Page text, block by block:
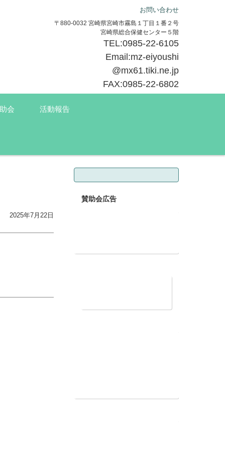
お問い合わせ
〒880-0032 宮崎県宮崎市霧島１丁目１番２号
宮崎県総合保健センター５階
TEL:0985-22-6105
Email:mz-eiyoushi
@mx61.tiki.ne.jp
FAX:0985-22-6802
会 活動報告
2025年7月22日
検索:
賛助会広告